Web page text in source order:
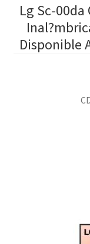
Lg Sc-00da
Disponible